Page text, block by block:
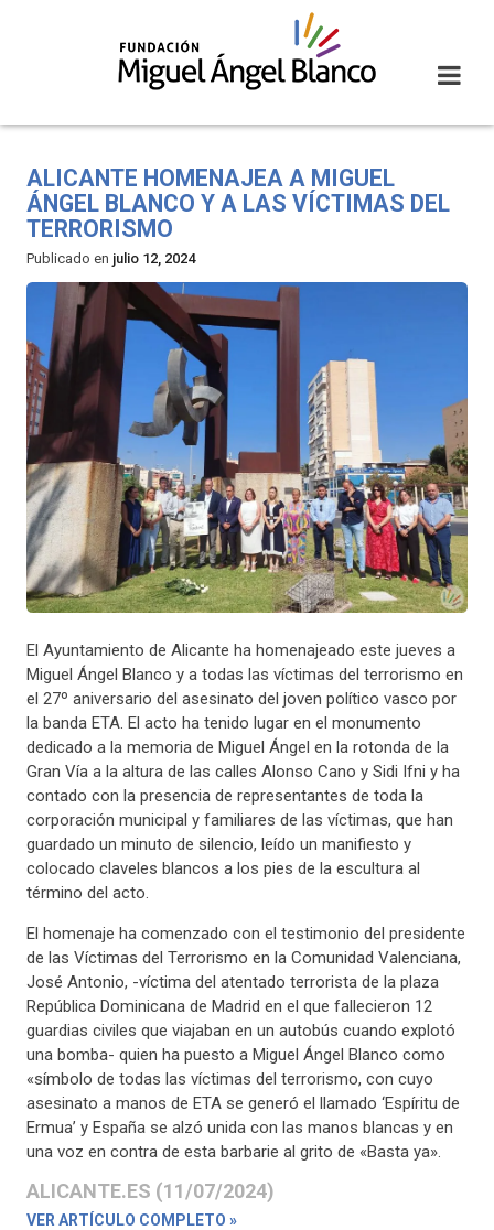
ALICANTE HOMENAJEA A MIGUEL
ÁNGEL BLANCO Y A LAS VÍCTIMAS DEL
TERRORISMO
Publicado en julio 12, 2024
El Ayuntamiento de Alicante ha homenajeado este jueves a
Miguel Ángel Blanco y a todas las víctimas del terrorismo en
el 27º aniversario del asesinato del joven político vasco por
la banda ETA. El acto ha tenido lugar en el monumento
dedicado a la memoria de Miguel Ángel en la rotonda de la
Gran Vía a la altura de las calles Alonso Cano y Sidi Ifni y ha
contado con la presencia de representantes de toda la
corporación municipal y familiares de las víctimas, que han
guardado un minuto de silencio, leído un manifiesto y
colocado claveles blancos a los pies de la escultura al
término del acto.
El homenaje ha comenzado con el testimonio del presidente
de las Víctimas del Terrorismo en la Comunidad Valenciana,
José Antonio, -víctima del atentado terrorista de la plaza
República Dominicana de Madrid en el que fallecieron 12
guardias civiles que viajaban en un autobús cuando explotó
una bomba- quien ha puesto a Miguel Ángel Blanco como
«símbolo de todas las víctimas del terrorismo, con cuyo
asesinato a manos de ETA se generó el llamado ‘Espíritu de
Ermua’ y España se alzó unida con las manos blancas y en
una voz en contra de esta barbarie al grito de «Basta ya».
ALICANTE.ES (11/07/2024)
VER ARTÍCULO COMPLETO »